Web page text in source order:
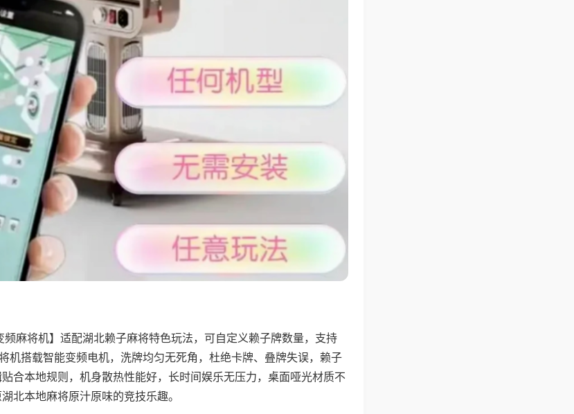
频麻将机】适配湖北赖子麻将特色玩法，可自定义赖子牌数量，支持
机搭载智能变频电机，洗牌均匀无死角，杜绝卡牌、叠牌失误，赖子
合本地规则，机身散热性能好，长时间娱乐无压力，桌面哑光材质不
北本地麻将原汁原味的竞技乐趣。